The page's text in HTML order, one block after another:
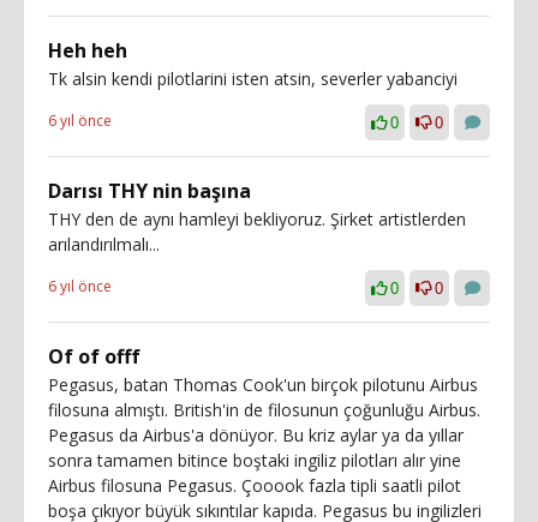
Heh heh
Tk alsin kendi pilotlarini isten atsin, severler yabanciyi
6 yıl önce 0 0
Darısı THY nin başına
THY den de aynı hamleyi bekliyoruz. Şirket artistlerden
arılandırılmalı...
6 yıl önce 0 0
Of of offf
Pegasus, batan Thomas Cook'un birçok pilotunu Airbus
filosuna almıştı. British'in de filosunun çoğunluğu Airbus.
Pegasus da Airbus'a dönüyor. Bu kriz aylar ya da yıllar
sonra tamamen bitince boştaki ingiliz pilotları alır yine
Airbus filosuna Pegasus. Çooook fazla tipli saatli pilot
boşa çıkıyor büyük sıkıntılar kapıda. Pegasus bu ingilizleri